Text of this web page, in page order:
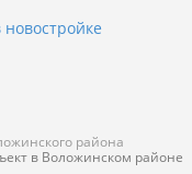
района
в Воложинском районе